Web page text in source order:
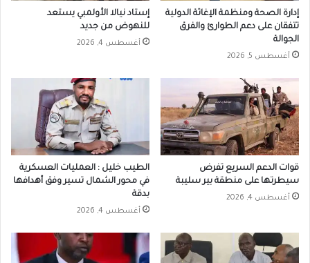
إدارة الصحة ومنظمة الإغاثة الدولية
تتفقان على دعم الطوارئ والفرق
الجوالة
أغسطس 5, 2026
إستاد نيالا الأولمبي يستعد
للنهوض من جديد
أغسطس 4, 2026
قوات الدعم السريع تفرض
سيطرتها على منطقة بير سليبة
أغسطس 4, 2026
الطيب خليل : العمليات العسكرية
في محور الشمال تسير وفق أهدافها
بدقة
أغسطس 4, 2026